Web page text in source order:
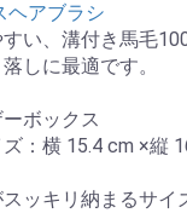
ヘアブラシ
い、溝付き馬毛
しに最適です。
ーボックス
：横 15.4 cm ×縦
ッキリ納まるサイ